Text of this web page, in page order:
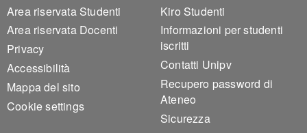
Area riservata Studenti
Area riservata Docenti
Privacy
Accessibilità
Mappa del sito
Cookie settings
Kiro Studenti
Informazioni per studenti
iscritti
Contatti Unipv
Recupero password di
Ateneo
Sicurezza